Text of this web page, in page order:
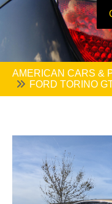
AMERICAN CARS &
FORD TORINO